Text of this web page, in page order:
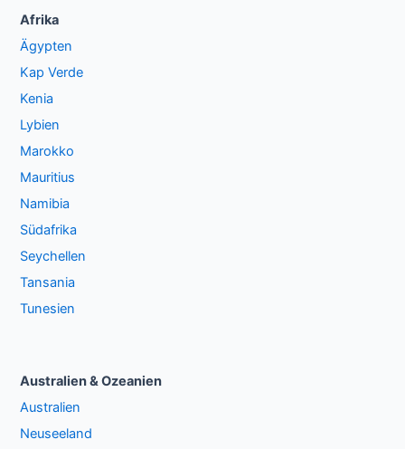
Afrika
Ägypten
Kap Verde
Kenia
Lybien
Marokko
Mauritius
Namibia
Südafrika
Seychellen
Tansania
Tunesien
Australien & Ozeanien
Australien
Neuseeland